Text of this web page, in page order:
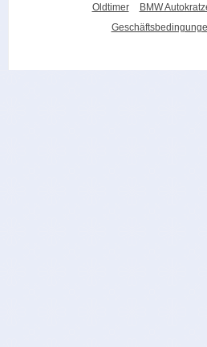
Oldtimer BMW